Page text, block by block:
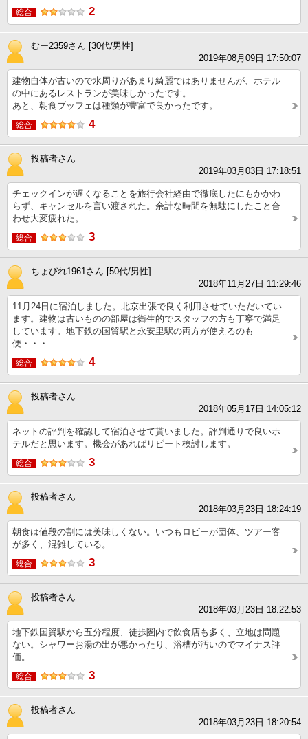
総合 2
むー2359さん [30代/男性]
2019年08月09日 17:50:07
建物自体が古いので水周りがあまり綺麗ではありませんが、ホテル
の中にあるレストランが美味しかったです。
あと、朝食ブッフェは種類が豊富で良かったです。
総合 4
投稿者さん
2019年03月03日 17:18:51
チェックインが遅くなることを旅行会社経由で徹底したにもかかわ
らず、キャンセルを言い渡された。余計な時間を無駄にしたこと合
わせ大変疲れた。
総合 3
ちょびれ1961さん [50代/男性]
2018年11月27日 11:29:46
11月24日に宿泊しました。北京出張で良く利用させていただいてい
ます。建物は古いものの部屋は衛生的でスタッフの方も丁寧で満足
しています。地下鉄の国貿駅と永安里駅の両方が使えるのも
便・・・
総合 4
投稿者さん
2018年05月17日 14:05:12
ネットの評判を確認して宿泊させて貰いました。評判通りで良いホ
テルだと思います。機会があればリピート検討します。
総合 3
投稿者さん
2018年03月23日 18:24:19
朝食は値段の割には美味しくない。いつもロビーが団体、ツアー客
が多く、混雑している。
総合 3
投稿者さん
2018年03月23日 18:22:53
地下鉄国貿駅から五分程度、徒歩圏内で飲食店も多く、立地は問題
ない。シャワーお湯の出が悪かったり、浴槽が汚いのでマイナス評
価。
総合 3
投稿者さん
2018年03月23日 18:20:54